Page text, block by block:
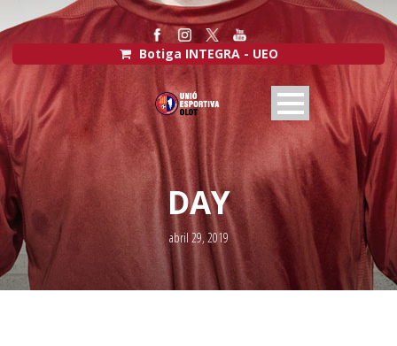
Botiga INTEGRA - UEO
DAY
abril 29, 2019